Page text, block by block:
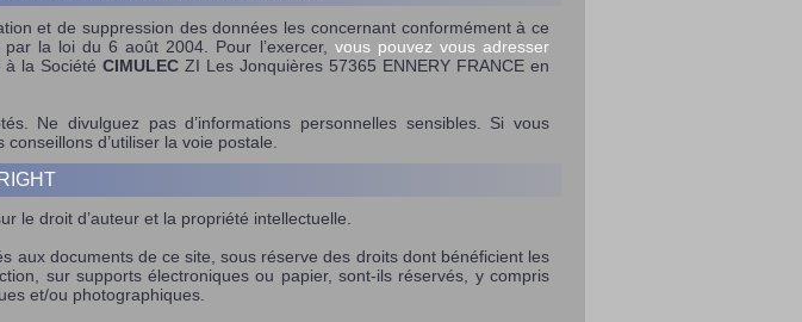
et de suppression des données les concernant conformément à ce
la loi du 6 août 2004. Pour l’exercer, vous pouvez vous adresser
à la SociétéCIMULEC ZI Les Jonquières 57365 ENNERY FRANCE en
Ne divulguez pas d’informations personnelles sensibles. Si vous
d’utiliser la voie postale.
le droit d’auteur et la propriété intellectuelle.
aux documents de ce site, sous réserve des droits dont bénéficient les
sur supports électroniques ou papier, sont-ils réservés, y compris
et/ou photographiques.